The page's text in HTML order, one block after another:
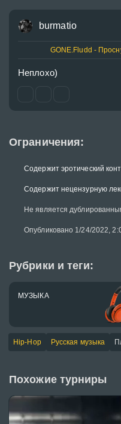
Ограничения:
Содержит эротический
Содержит нецензурную
Не является
Опубликовано 1/24/2022,
Рубрики и теги:
МУЗЫКА
Hip-Hop Русская музыка
burmatio
GONE.Fludd -
Неплохо)
Похожие турниры